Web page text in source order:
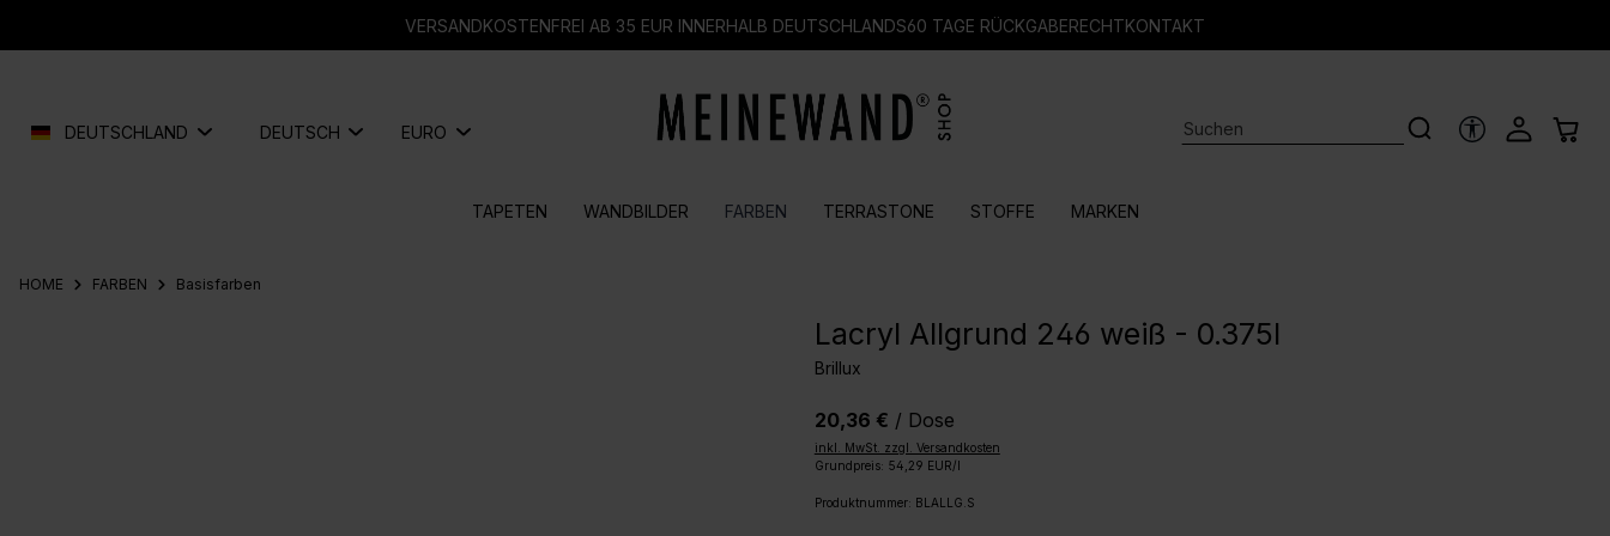
VERSANDKOSTENFREI AB 35 EUR INNERHALB DEUTSCHLANDS60 TAGE RÜCKGABERECHTKONTAKT
DEUTSCHLAND DEUTSCH EURO HILFSTOOLS
TAPETEN WANDBILDER FARBEN TERRASTONE STOFFE MARKEN
HOME FARBEN Basisfarben
Lacryl Allgrund 246 weiß - 0.375l
Brillux
20,36 € / Dose
inkl. MwSt. zzgl. Versandkosten
Grundpreis: 54,29 EUR/l
Produktnummer: BLALLG.S